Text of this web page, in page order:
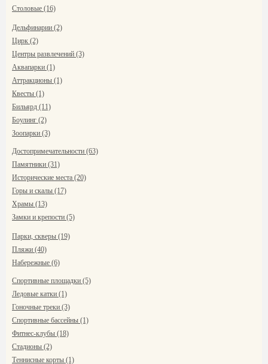
Столовые (16)
Дельфинарии (2)
Цирк (2)
Центры развлечений (3)
Аквапарки (1)
Аттракционы (1)
Квесты (1)
Бильярд (11)
Боулинг (2)
Зоопарки (3)
Достопримечательности (63)
Памятники (31)
Исторические места (20)
Горы и скалы (17)
Храмы (13)
Замки и крепости (5)
Парки, скверы (19)
Пляжи (40)
Набережные (6)
Спортивные площадки (5)
Ледовые катки (1)
Гоночные треки (3)
Спортивные бассейны (1)
Фитнес-клубы (18)
Стадионы (2)
Теннисные корты (1)